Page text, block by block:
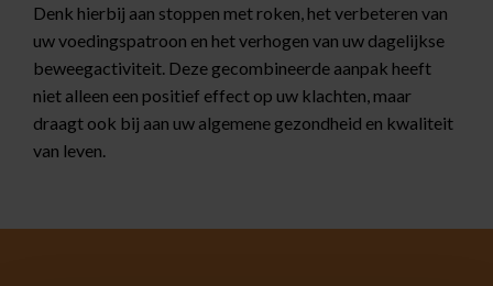
Denk hierbij aan stoppen met roken, het verbeteren van
uw voedingspatroon en het verhogen van uw dagelijkse
beweegactiviteit. Deze gecombineerde aanpak heeft
niet alleen een positief effect op uw klachten, maar
draagt ook bij aan uw algemene gezondheid en kwaliteit
van leven.